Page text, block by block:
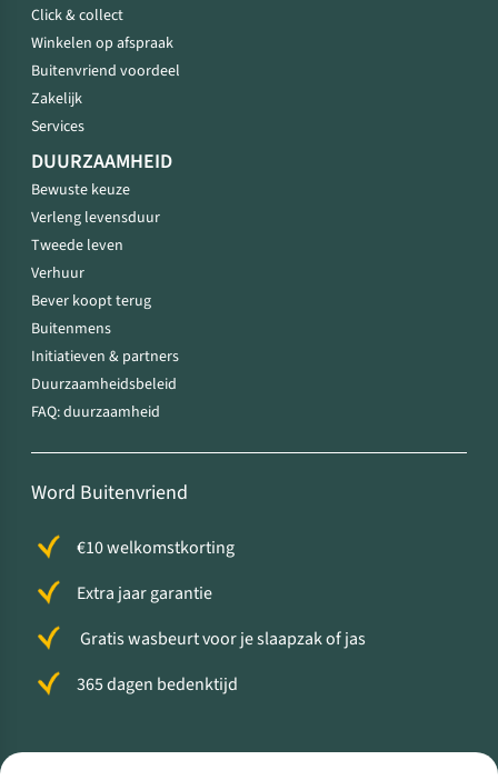
Click & collect
Winkelen op afspraak
Buitenvriend voordeel
Zakelijk
Services
DUURZAAMHEID
Bewuste keuze
Verleng levensduur
Tweede leven
Verhuur
Bever koopt terug
Buitenmens
Initiatieven & partners
Duurzaamheidsbeleid
FAQ: duurzaamheid
Word Buitenvriend
€10 welkomstkorting
Extra jaar garantie
Gratis wasbeurt voor je slaapzak of jas
365 dagen bedenktijd